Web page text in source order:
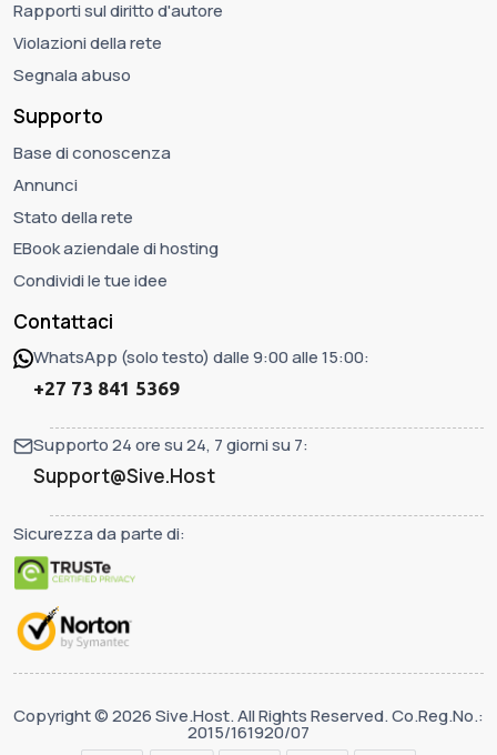
Rapporti sul diritto d'autore
Violazioni della rete
Segnala abuso
Supporto
Base di conoscenza
Annunci
Stato della rete
EBook aziendale di hosting
Condividi le tue idee
Contattaci
WhatsApp (solo testo) dalle 9:00 alle 15:00:
+27 73 841 5369
Supporto 24 ore su 24, 7 giorni su 7:
Support@Sive.Host
Sicurezza da parte di:
Copyright © 2026 Sive.Host. All Rights Reserved. Co.Reg.No.:
2015/161920/07